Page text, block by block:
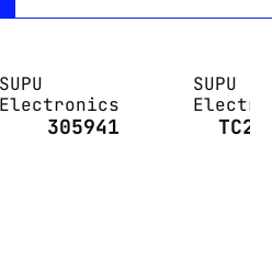
SUPU
Electronics
305941
SUPU